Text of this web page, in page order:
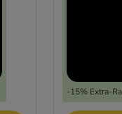
-15% Extra-